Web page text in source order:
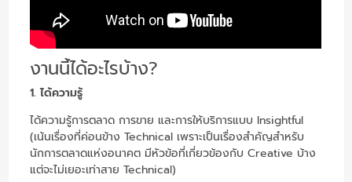
งานนี้ได้อะไรบ้าง?
1. ได้ความรู้
ได้ความรู้การตลาด การขาย และการให้บริการแบบ Insightful
(เน้นเรื่องที่ค่อนข้าง Technical เพราะเป็นเรื่องสำคัญสำหรับ
นักการตลาดแห่งอนาคต มีหัวข้อที่เกี่ยวข้องกับ Creative บ้าง
แต่จะไม่เยอะเท่าสาย Technical)